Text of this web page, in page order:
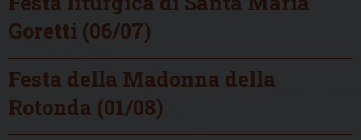
Goretti (06/07)
Festa della Madonna della
Rotonda (01/08)